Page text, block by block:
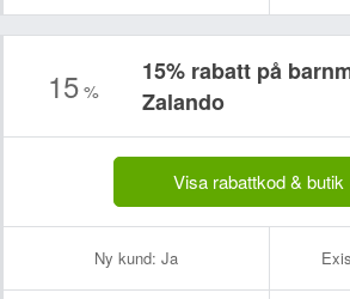
15 %
15% rabatt på
Zalando
Visa rabattkod & butik
Ny kund: Ja